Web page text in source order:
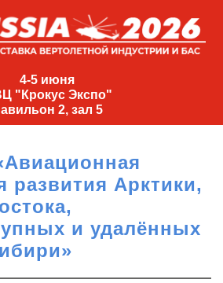
4-5 июня
"Крокус Экспо"
2, зал 5
развития Арктики,
и удалённых